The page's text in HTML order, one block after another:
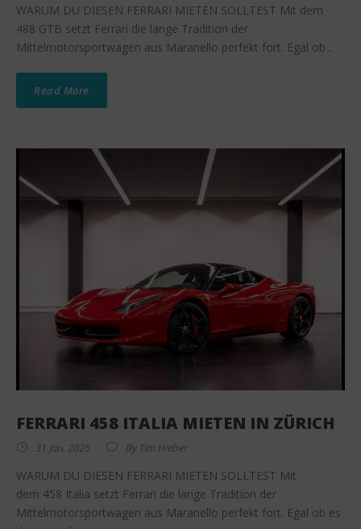
WARUM DU DIESEN FERRARI MIETEN SOLLTEST Mit dem
488 GTB setzt Ferrari die lange Tradition der
Mittelmotorsportwagen aus Maranello perfekt fort. Egal ob...
Read More
FERRARI 458 ITALIA MIETEN IN ZÜRICH
31 Jan. 2025 By Tim Hieber
WARUM DU DIESEN FERRARI MIETEN SOLLTEST Mit
dem 458 Italia setzt Ferrari die lange Tradition der
Mittelmotorsportwagen aus Maranello perfekt fort. Egal ob es